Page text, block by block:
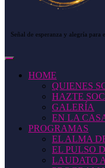
Señal de esperanza y alegría para
Botón
aperturaHOME
QUIENES
HAZTE
GALERÍA
EN LA
PROGRAMAS
EL ALMA
EL PULSO
LAUDATO